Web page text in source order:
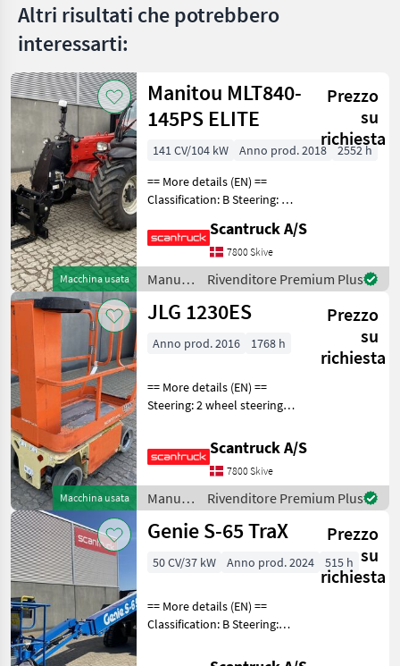
Altri risultati che potrebbero
interessarti:
Macchina usata
Manitou MLT840-
145PS ELITE
Prezzo
su
richiesta
141 CV/104 kW Anno prod. 2018
2552 h
== More details (EN) ==
Classification: B Steering: 4
loading arm: Boom
suspension / ride control,
CRC Attached equipment,
forks: Pallet for
Scantruck A/S
7800 Skive
Manutenzione
alberi /
Manitou
Rivenditore Premium Plus
Macchina usata
JLG 1230ES
Prezzo
su
richiesta
Anno prod. 2016 1768 h
== More details (EN) ==
Steering: 2 wheel steering
Afsmitningsfrie hjul, str. 100
x 323 Wheel rear type:
Afsmitningsfrie hjul, str. 100
x 323 Ba
Scantruck A/S
7800 Skive
Manutenzione
alberi /
JLG
Rivenditore Premium Plus
Genie S-65 TraX
Prezzo
su
richiesta
50 CV/37 kW Anno prod. 2024 515 h
== More details (EN) ==
Classification: B Steering:
(degrees): 360 Rotation